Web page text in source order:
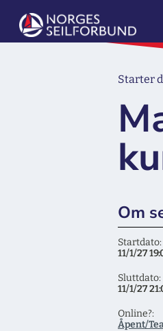
Starter
Om
Startdato:
11/1/27
Sluttdato:
11/1/27
Online?:
Åpent/